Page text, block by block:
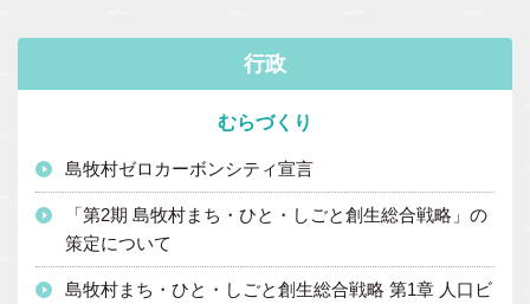
行政
むらづくり
島牧村ゼロカーボンシティ宣言
「第2期 島牧村まち・ひと・しごと創生総合戦略」の
策定について
島牧村まち・ひと・しごと創生総合戦略 第1章 人口ビ